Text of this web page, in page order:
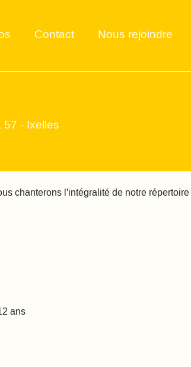
Contact Nous rejoindre
57 - Ixelles
chanterons l'intégralité de notre
ans